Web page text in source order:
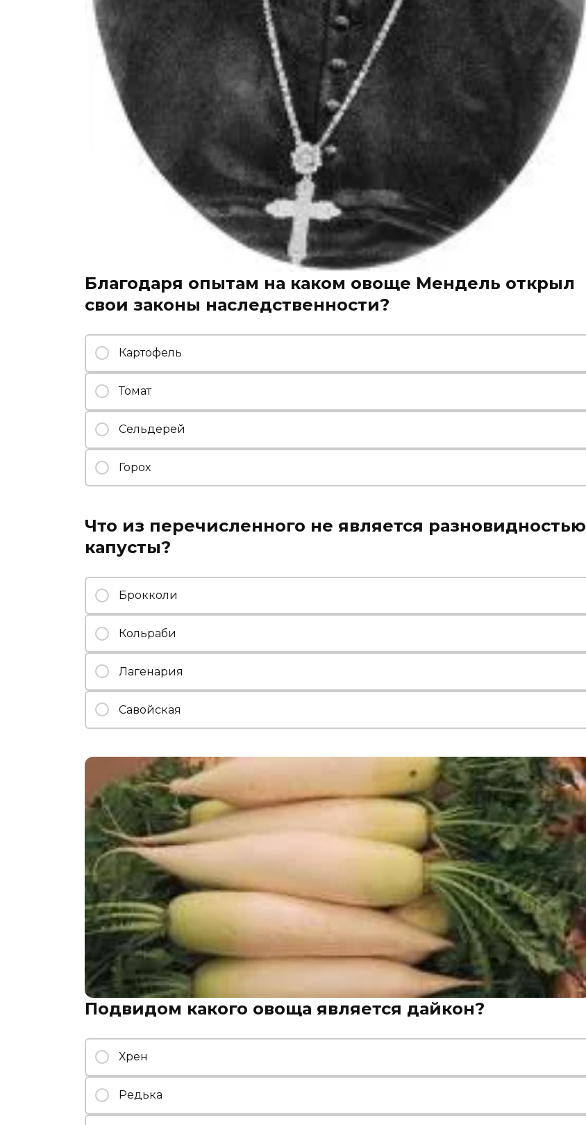
Благодаря опытам на каком овоще Мендель открыл
свои законы наследственности?
Картофель
Томат
Сельдерей
Горох
Что из перечисленного не является разновидностью
капусты?
Брокколи
Кольраби
Лагенария
Савойская
Подвидом какого овоща является дайкон?
Хрен
Редька